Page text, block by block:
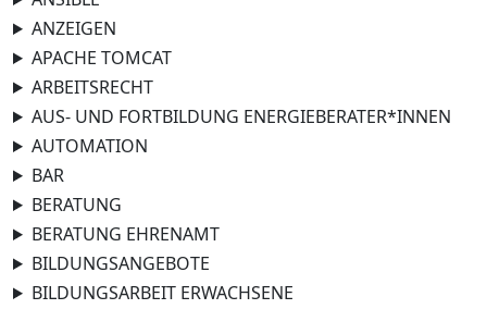
ANZEIGEN
APACHE TOMCAT
ARBEITSRECHT
AUS- UND FORTBILDUNG ENERGIEBERATER*INNEN
AUTOMATION
BAR
BERATUNG
BERATUNG EHRENAMT
BILDUNGSANGEBOTE
BILDUNGSARBEIT ERWACHSENE